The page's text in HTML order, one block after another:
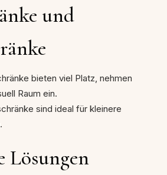
und
bieten viel Platz, nehmen
Raum ein.
sind ideal für kleinere
Lösungen